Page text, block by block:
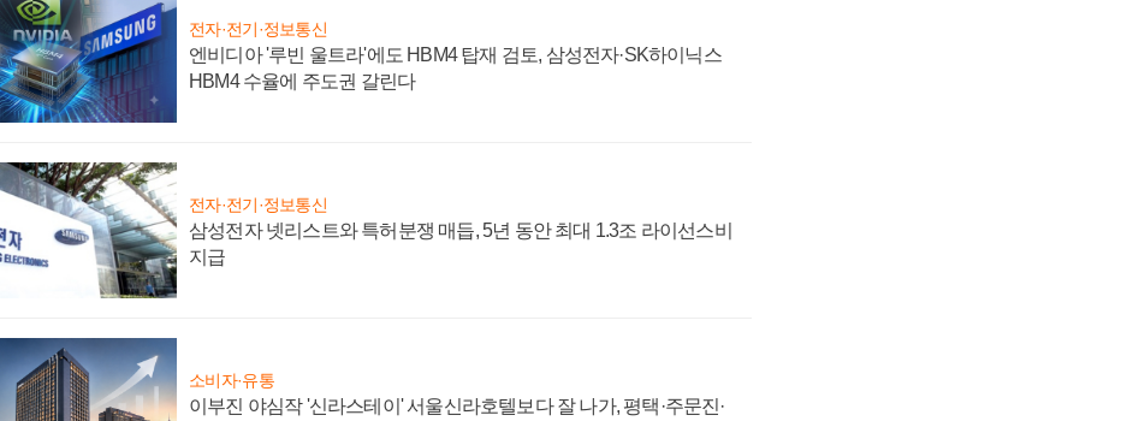
전자·전기·정보통신
엔비디아 '루빈 울트라'에도 HBM4 탑재 검토, 삼성전자·SK하이닉스
HBM4 수율에 주도권 갈린다
전자·전기·정보통신
삼성전자 넷리스트와 특허분쟁 매듭, 5년 동안 최대 1.3조 라이선스비
지급
소비자·유통
이부진 야심작 '신라스테이' 서울신라호텔보다 잘 나가, 평택·주문진·